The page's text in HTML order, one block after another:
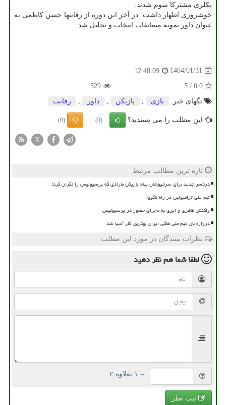
بکلری مشترکا سوم شدند.
خوشروزی اظهار داشت: در آخر این دوره از رقابتها حسن کاظمی به
عنوان داور نمونه مسابقات انتخاب و تجلیل شد.
1404/01/31
12:48:09
0.0
/
5
529
تگهای خبر:
بازی بازیكن داور رقابت
این مطلب را می پسندید؟ (0)
(0)
X
تازه ترین مطالب مرتبط
دردسر جدید برای سرخپوشان پیام بازیکن مازادی که پرسپولیس را نگران کرد!
تیم ملی ترامپولین در راه ناگویا
واکنش طاهری و ایری به ماجرای حضور در پرسپولیس
دروازه بان تیم ملی هاکی ایران بهترین گلر آسیا شد
نظرات بینندگان در مورد این مطلب
لطفا شما همنظر دهید
= ۱ بعلاوه ۲
ثبت نظر